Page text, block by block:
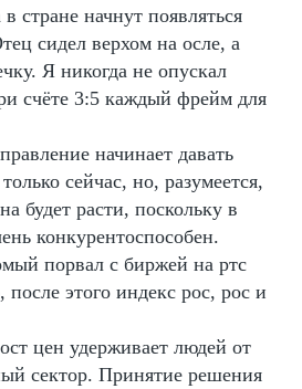
стране начнут появляться
сидел верхом на осле, а
Я никогда не опускал
счёте 3:5 каждый фрейм для
начинает давать
сейчас, но, разумеется,
будет расти, поскольку в
конкурентоспособен.
порвал с биржей на ртс
этого индекс рос, рос и
цен удерживает людей от
сектор. Принятие решения